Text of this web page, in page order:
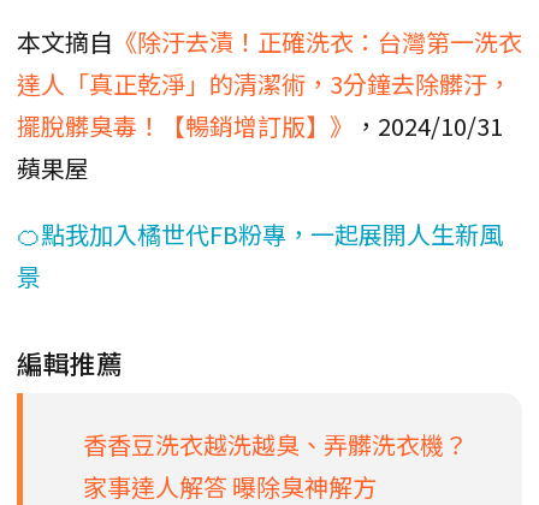
本文摘自 《除汙去漬！正確洗衣：台灣第一洗衣
達人「真正乾淨」的清潔術，3分鐘去除髒汙，
擺脫髒臭毒！【暢銷增訂版】》
，2024/10/31
蘋果屋
🍊點我加入橘世代FB粉專，一起展開人生新風
景
編輯推薦
香香豆洗衣越洗越臭、弄髒洗衣機？
家事達人解答 曝除臭神解方